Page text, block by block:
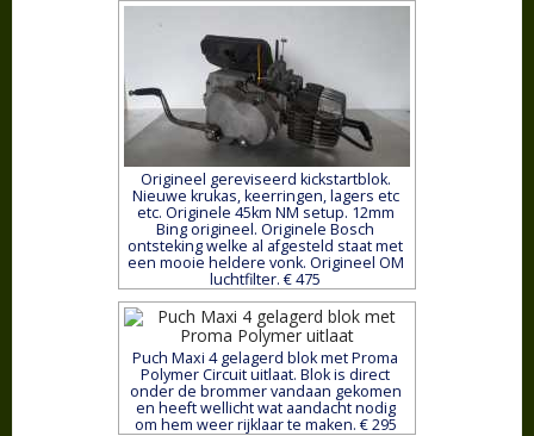
Origineel gereviseerd kickstartblok.
Nieuwe krukas, keerringen, lagers etc
etc. Originele 45km NM setup. 12mm
Bing origineel. Originele Bosch
ontsteking welke al afgesteld staat met
een mooie heldere vonk. Origineel OM
luchtfilter. € 475
Puch Maxi 4 gelagerd blok met Proma
Polymer Circuit uitlaat. Blok is direct
onder de brommer vandaan gekomen
en heeft wellicht wat aandacht nodig
om hem weer rijklaar te maken. € 295